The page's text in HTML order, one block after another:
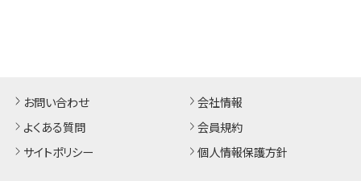
お問い合わせ
よくある質問
サイトポリシー
会社情報
会員規約
個人情報保護方針